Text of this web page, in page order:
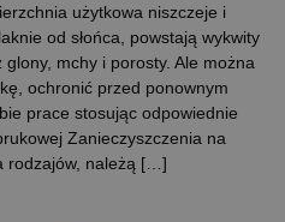
użytkowa niszczeje i
od słońca, powstają wykwity
mchy i porosty. Ale można
ochronić przed ponownym
prace stosując odpowiednie
Zanieczyszczenia na
rodzajów, należą […]